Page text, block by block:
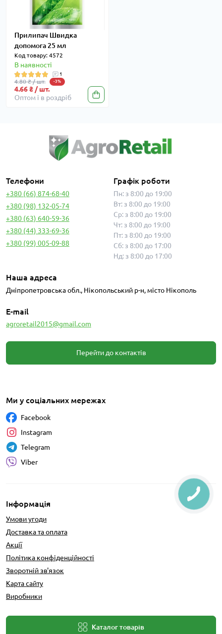
Прилипач Швидка
допомога 25 мл
Код товару: 4572
В наявності
1
4.80 ₴ / шт. -3%
4.66 ₴ / шт.
Оптом і в роздріб
Телефони
+380 (66) 874-68-40
+380 (98) 132-05-74
+380 (63) 640-59-36
+380 (44) 333-69-36
+380 (99) 005-09-88
Графік роботи
Пн: з 8:00 до 19:00
Вт: з 8:00 до 19:00
Ср: з 8:00 до 19:00
Чт: з 8:00 до 19:00
Пт: з 8:00 до 19:00
Сб: з 8:00 до 17:00
Нд: з 8:00 до 17:00
Наша адреса
Дніпропетровська обл., Нікопольський р-н, місто Нікополь
E-mail
agroretail2015@gmail.com
Перейти до контактів
Інформація
Умови угоди
Доставка та оплата
Акції
Політика конфіденційності
Зворотній зв'язок
Карта сайту
Виробники
Каталог товарів
Ми у соціальних мережах
Facebook
Instagram
Telegram
Viber